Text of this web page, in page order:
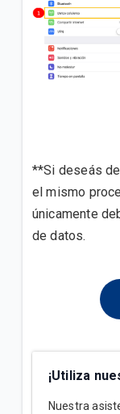
**Si deseás
el mismo
únicamente
de datos.
¡Utiliza
Nuestra